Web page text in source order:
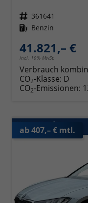
Fahrzeugnr. 361641
Kraftstoff Benzin
41.821,– €
incl. 19% MwSt.
Verbrauch
CO2-Klasse: D
CO2-Emissionen:
ab 407,– € mtl.